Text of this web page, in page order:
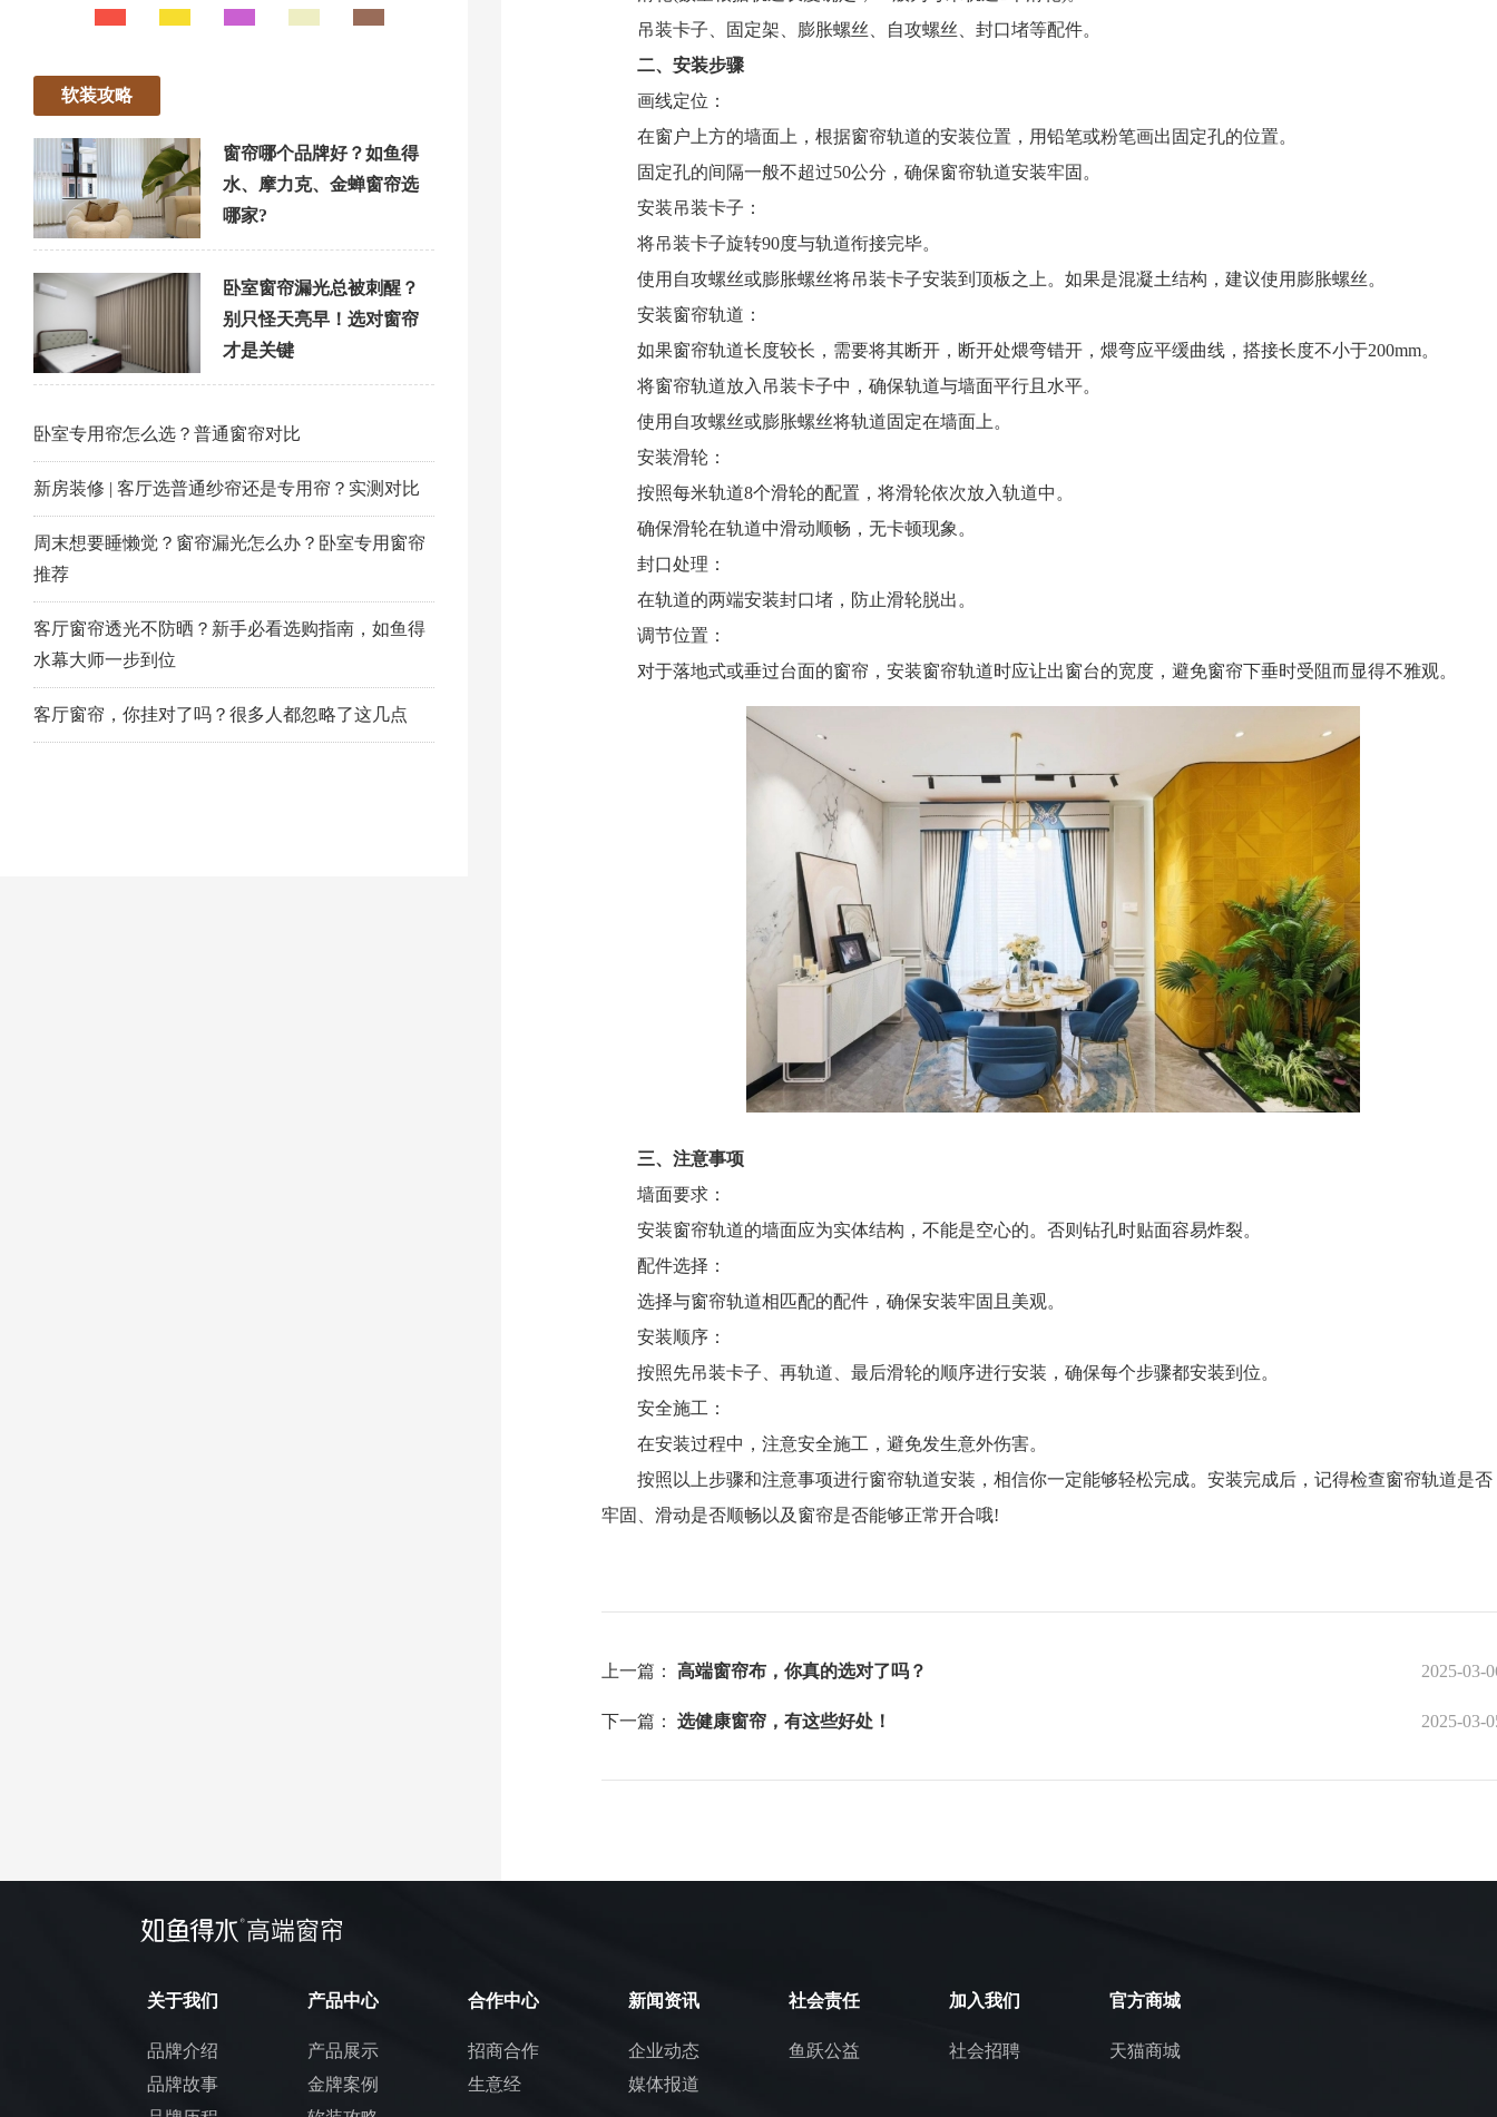
软装攻略
窗帘哪个品牌好？如鱼得
水、摩力克、金蝉窗帘选
哪家?
卧室窗帘漏光总被刺醒？
别只怪天亮早！选对窗帘
才是关键
卧室专用帘怎么选？普通窗帘对比
新房装修 | 客厅选普通纱帘还是专用帘？实测对比
周末想要睡懒觉？窗帘漏光怎么办？卧室专用窗帘
推荐
客厅窗帘透光不防晒？新手必看选购指南，如鱼得
水幕大师一步到位
客厅窗帘，你挂对了吗？很多人都忽略了这几点
吊装卡子、固定架、膨胀螺丝、自攻螺丝、封口堵等配件。
二、安装步骤
画线定位：
在窗户上方的墙面上，根据窗帘轨道的安装位置，用铅笔或粉笔画出固定孔的位置。
固定孔的间隔一般不超过50公分，确保窗帘轨道安装牢固。
安装吊装卡子：
将吊装卡子旋转90度与轨道衔接完毕。
使用自攻螺丝或膨胀螺丝将吊装卡子安装到顶板之上。如果是混凝土结构，建议使用膨胀螺丝。
安装窗帘轨道：
如果窗帘轨道长度较长，需要将其断开，断开处煨弯错开，煨弯应平缓曲线，搭接长度不小于200mm。
将窗帘轨道放入吊装卡子中，确保轨道与墙面平行且水平。
使用自攻螺丝或膨胀螺丝将轨道固定在墙面上。
安装滑轮：
按照每米轨道8个滑轮的配置，将滑轮依次放入轨道中。
确保滑轮在轨道中滑动顺畅，无卡顿现象。
封口处理：
在轨道的两端安装封口堵，防止滑轮脱出。
调节位置：
对于落地式或垂过台面的窗帘，安装窗帘轨道时应让出窗台的宽度，避免窗帘下垂时受阻而显得不雅观。
三、注意事项
墙面要求：
安装窗帘轨道的墙面应为实体结构，不能是空心的。否则钻孔时贴面容易炸裂。
配件选择：
选择与窗帘轨道相匹配的配件，确保安装牢固且美观。
安装顺序：
按照先吊装卡子、再轨道、最后滑轮的顺序进行安装，确保每个步骤都安装到位。
安全施工：
在安装过程中，注意安全施工，避免发生意外伤害。
按照以上步骤和注意事项进行窗帘轨道安装，相信你一定能够轻松完成。安装完成后，记得检查窗帘轨道是否
牢固、滑动是否顺畅以及窗帘是否能够正常开合哦!
上一篇： 高端窗帘布，你真的选对了吗？ 2025-03-
下一篇： 选健康窗帘，有这些好处！ 2025-03-
关于我们
品牌介绍
品牌故事
产品中心
产品展示
金牌案例
合作中心
招商合作
生意经
新闻资讯
企业动态
媒体报道
社会责任
鱼跃公益
加入我们
社会招聘
官方商城
天猫商城